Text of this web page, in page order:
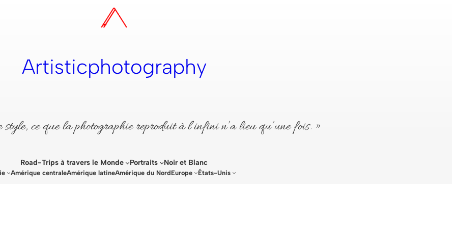
Artisticphotography
ce que la photographie reproduit à l’infini n’a lieu qu’une fois. »
Road-Trips à travers le Monde Portraits Noir et Blanc
Amérique centraleAmérique latineAmérique du NordEurope États-Unis